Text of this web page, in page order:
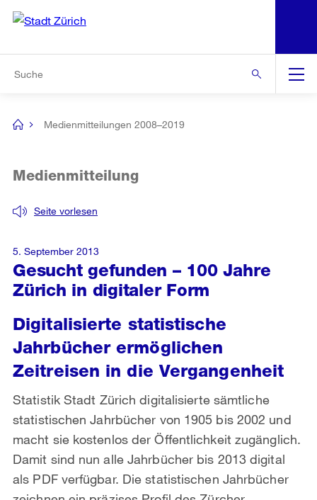
Navigation
[no
Medienmitteilungen 2008–2019
Gesucht gefunden – 100 Jahre
Zürich in digitaler Form
Seite vorlesen
Medienmitteilung
Digitalisierte statistische
Jahrbücher ermöglichen
Zeitreisen in die Vergangenheit
Statistik Stadt Zürich digitalisierte sämtliche
statistischen Jahrbücher von 1905 bis 2002 und
macht sie kostenlos der Öffentlichkeit zugänglich.
Damit sind nun alle Jahrbücher bis 2013 digital
als PDF verfügbar. Die statistischen Jahrbücher
5. September 2013